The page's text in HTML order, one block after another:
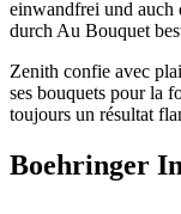
einwandfrei und auch
durch Au Bouquet
Zenith confie avec
ses bouquets pour la
toujours un résultat
Boehringer